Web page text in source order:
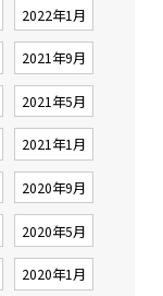
2022年1月
2021年9月
2021年5月
2021年1月
2020年9月
2020年5月
2020年1月